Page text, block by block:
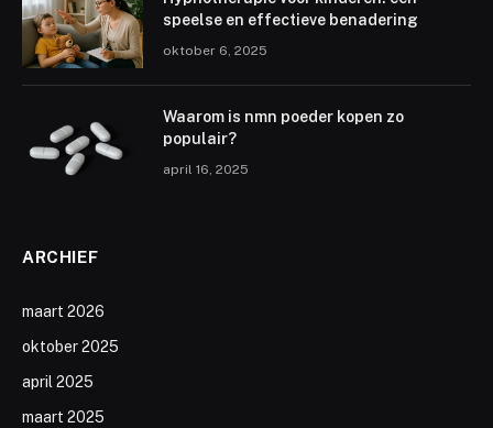
speelse en effectieve benadering
oktober 6, 2025
Waarom is nmn poeder kopen zo
populair?
april 16, 2025
ARCHIEF
maart 2026
oktober 2025
april 2025
maart 2025